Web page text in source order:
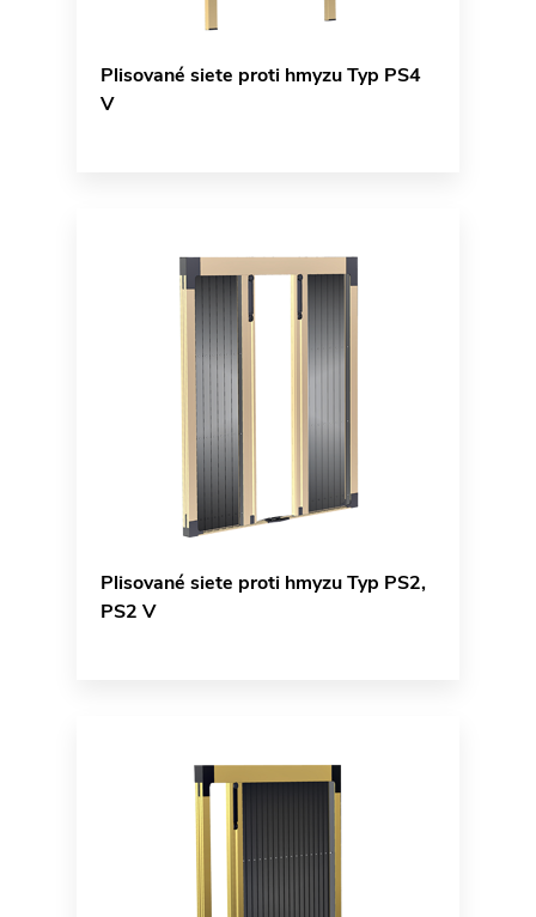
Plisované siete proti hmyzu Typ PS4
V
Plisované siete proti hmyzu Typ PS2,
PS2 V